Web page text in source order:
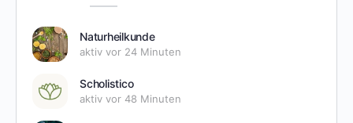
Naturheilkunde
aktiv vor 24 Minuten
Scholistico
aktiv vor 48 Minuten